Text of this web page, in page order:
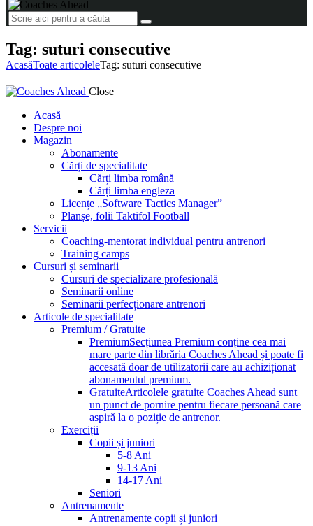
Tag: suturi consecutive
AcasăToate articoleleTag: suturi consecutive
Close
Acasă
Despre noi
Magazin
Abonamente
Cărți de specialitate
Cărți limba română
Cărți limba engleza
Licențe „Software Tactics Manager”
Planșe, folii Taktifol Football
Servicii
Coaching-mentorat individual pentru antrenori
Training camps
Cursuri și seminarii
Cursuri de specializare profesională
Seminarii online
Seminarii perfecționare antrenori
Articole de specialitate
Premium / Gratuite
PremiumSecțiunea Premium conține cea mai
mare parte din librăria Coaches Ahead și poate fi
accesată doar de utilizatorii care au achiziționat
abonamentul premium.
GratuiteArticolele gratuite Coaches Ahead sunt
un punct de pornire pentru fiecare persoană care
aspiră la o poziție de antrenor.
Exerciții
Copii și juniori
5-8 Ani
9-13 Ani
14-17 Ani
Seniori
Antrenamente
Antrenamente copii și juniori